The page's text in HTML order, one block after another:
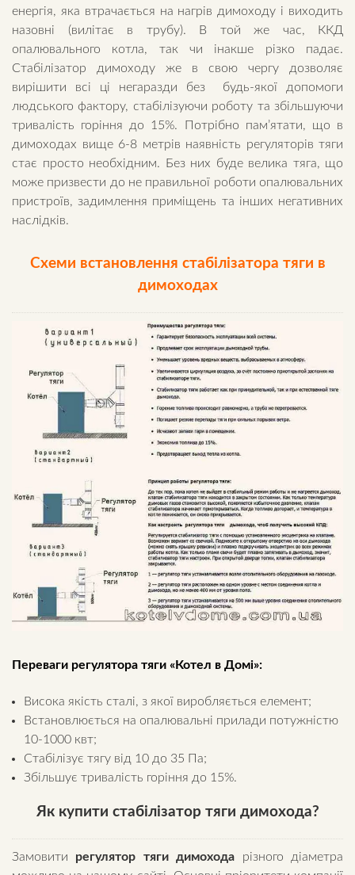
енергія, яка втрачається на нагрів димоходу і виходить
назовні (вилітає в трубу). В той же час, ККД
опалювального котла, так чи інакше різко падає.
Стабілізатор димоходу же в свою чергу дозволяє
вирішити всі ці негаразди без будь-якої допомоги
людського фактору, стабілізуючи роботу та збільшуючи
тривалість горіння до 15%. Потрібно пам’ятати, що в
димоходах вище 6-8 метрів наявність регуляторів тяги
стає просто необхідним. Без них буде велика тяга, що
може призвести до не правильної роботи опалювальних
пристроїв, задимлення приміщень та інших негативних
наслідків.
Схеми встановлення стабілізатора тяги в
димоходах
Переваги регулятора тяги «Котел в Домі»:
Висока якість сталі, з якої виробляється елемент;
Встановлюється на опалювальні прилади потужністю
10-1000 квт;
Стабілізує тягу від 10 до 35 Па;
Збільшує тривалість горіння до 15%.
Як купити стабілізатор тяги димохода?
Замовити регулятор тяги димохода різного діаметра